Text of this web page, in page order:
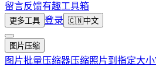
留言反馈有趣工具箱
更多工具 登录 🇨🇳中文
图片压缩
图片批量压缩器压缩照片到指定大小